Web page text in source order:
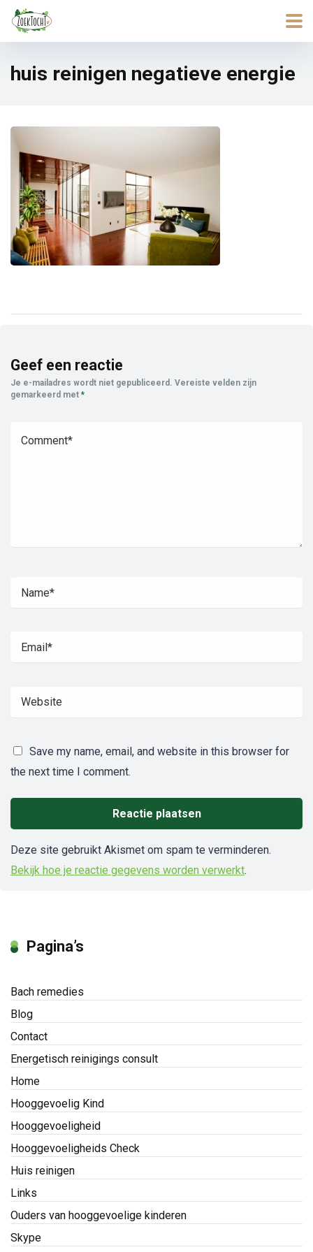
huis reinigen negatieve energie
Geef een reactie
Je e-mailadres wordt niet gepubliceerd. Vereiste velden zijn
gemarkeerd met *
Save my name, email, and website in this browser for
the next time I comment.
Deze site gebruikt Akismet om spam te verminderen.
Bekijk hoe je reactie gegevens worden verwerkt.
Pagina’s
Bach remedies
Blog
Contact
Energetisch reinigings consult
Home
Hooggevoelig Kind
Hooggevoeligheid
Hooggevoeligheids Check
Huis reinigen
Links
Ouders van hooggevoelige kinderen
Skype